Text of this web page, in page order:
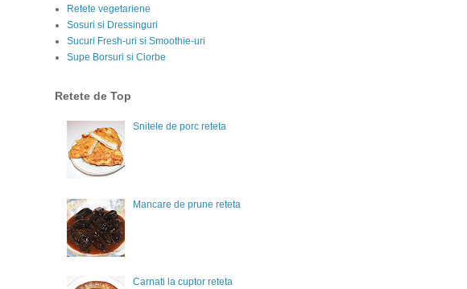
Retete vegetariene
Sosuri si Dressinguri
Sucuri Fresh-uri si Smoothie-uri
Supe Borsuri si Ciorbe
Retete de Top
Snitele de porc reteta
Mancare de prune reteta
Carnati la cuptor reteta